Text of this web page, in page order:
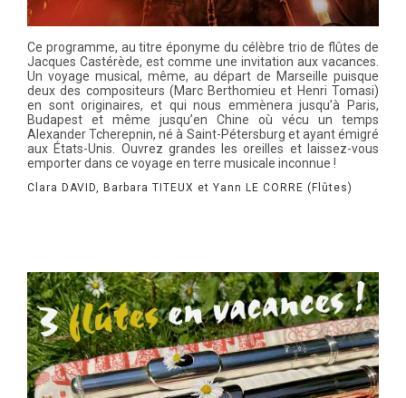
Ce programme, au titre éponyme du célèbre trio de flûtes de
Jacques Castérède, est comme une invitation aux vacances.
Un voyage musical, même, au départ de Marseille puisque
deux des compositeurs (Marc Berthomieu et Henri Tomasi)
en sont originaires, et qui nous emmènera jusqu’à Paris,
Budapest et même jusqu’en Chine où vécu un temps
Alexander Tcherepnin, né à Saint-Pétersburg et ayant émigré
aux États-Unis. Ouvrez grandes les oreilles et laissez-vous
emporter dans ce voyage en terre musicale inconnue !
Clara DAVID, Barbara TITEUX et Yann LE CORRE (Flûtes)